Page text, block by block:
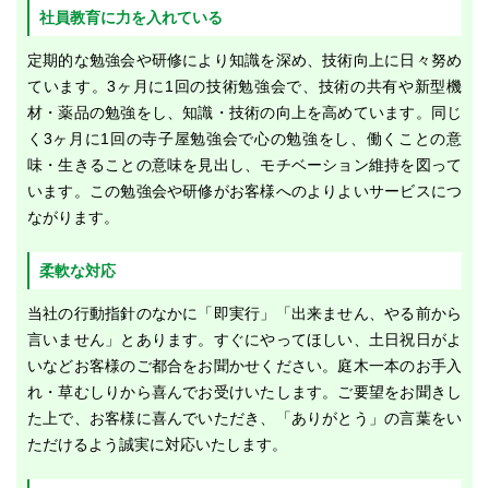
社員教育に力を入れている
定期的な勉強会や研修により知識を深め、技術向上に日々努め
ています。3ヶ月に1回の技術勉強会で、技術の共有や新型機
材・薬品の勉強をし、知識・技術の向上を高めています。同じ
く3ヶ月に1回の寺子屋勉強会で心の勉強をし、働くことの意
味・生きることの意味を見出し、モチベーション維持を図って
います。この勉強会や研修がお客様へのよりよいサービスにつ
ながります。
柔軟な対応
当社の行動指針のなかに「即実行」「出来ません、やる前から
言いません」とあります。すぐにやってほしい、土日祝日がよ
いなどお客様のご都合をお聞かせください。庭木一本のお手入
れ・草むしりから喜んでお受けいたします。ご要望をお聞きし
た上で、お客様に喜んでいただき、「ありがとう」の言葉をい
ただけるよう誠実に対応いたします。